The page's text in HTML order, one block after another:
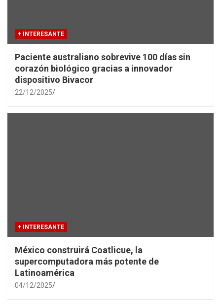
+ INTERESANTE
Paciente australiano sobrevive 100 días sin
corazón biológico gracias a innovador
dispositivo Bivacor
22/12/2025
+ INTERESANTE
México construirá Coatlicue, la
supercomputadora más potente de
Latinoamérica
04/12/2025